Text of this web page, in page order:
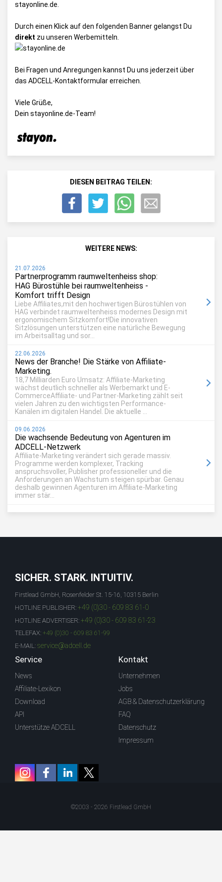
stayonline.de
Durch einen Klick auf den folgenden Banner gelangst Du
direkt zu unseren Werbemitteln.
Bei Fragen und Anregungen kannst Du uns jederzeit über
das ADCELL-Kontaktformularerreichen.
Viele Grüße,
Dein stayonline.de-Team!
DIESEN BEITRAG TEILEN:
WEITERE NEWS:
21.07.2026
Partnerprogramm raumweltenheiss shop:
HAG Bürostühle bei raumweltenheiss -
Komfort trifft Design
Liebe Affiliates,mit den hochwertigen Bürostühlen von
HAG verbindet raumweltenheiss modernes Design mit
ergonomischem Sitzkomfort!Die innovativen
Sitzlösungen unterstützen eine natürliche Bewegung
im Arbeitsalltag und sor...
22.06.2026
News der Branche! Die Stärke von Affiliate-
Marketing.
18,7 Milliarden Euro Umsatz: Affiliate-Marketing
wächst deutlich schneller als Werbemarkt und E-
CommerceAffiliate- und Partner-Marketing zählt seit
vielen Jahren zu den wichtigsten Performance-
Kanälen im digitalen Handel. Die aktuelle ...
09.06.2026
Die wachsende Bedeutung von Agenturen im
ADCELL-Netzwerk
Affiliate-Marketing verändert sich gerade massiv.
Programme werden komplexer, Tracking
anspruchsvoller, Publisher professioneller und die
Anforderungen an Wachstum steigen spürbar. Genau
deshalb gewinnen Agenturen im Affiliate-Marketing
immer stär...
SICHER. STARK. INTUITIV.
Firstlead GmbH, Rosenfelder St. 15-16, 10315 Berlin
HOTLINE PUBLISHER: +49 (0)30 - 609 83 61-0
HOTLINE ADVERTISER: +49 (0)30 - 609 83 61-23
TELEFAX: +49 (0)30 - 609 83 61-99
E-MAIL: service@adcell.de
Service
News
Affiliate-Lexikon
Download
API
Unterstütze ADCELL
Kontakt
Unternehmen
Jobs
AGB & Datenschutzerklärung
FAQ
Datenschutz
Impressum
©2003 - 2026 Firstlead GmbH